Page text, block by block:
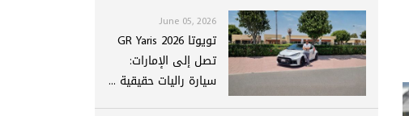
June 05, 2026
تويوتا GR Yaris 2026
تصل إلى الإمارات:
سيارة راليات حقيقية ...